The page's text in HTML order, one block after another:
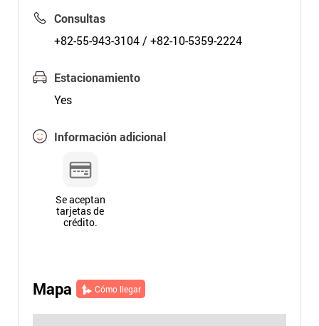
Consultas
+82-55-943-3104 / +82-10-5359-2224
Estacionamiento
Yes
Información adicional
Se aceptan
tarjetas de
crédito.
Mapa Cómo llegar